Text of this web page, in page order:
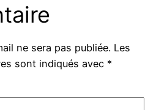
ne sera pas publiée. Les
sont indiqués avec *